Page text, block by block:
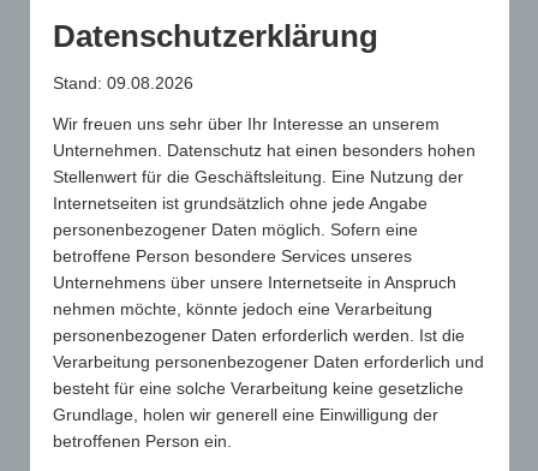
GWW-Aufruf zur politischen Unterstützung
Mitglieder des Gesamtverbands und darüber hinaus alle
weiteren Branchenteilnehmer sind jetzt als verlängerter Arm
des Gesamtverbands GWW gefragt, sich an ihren Abgeordneten
und politischen Vertreter zu wenden:
Das Lieferketten-, bzw. Sorgfaltspflichtengesetz ist im Entwurf
so konzipiert, dass es ausschließlich große Unternehmen ab
Datenschutzerklärung
Stand: 09.08.2026
Wir freuen uns sehr über Ihr Interesse an unserem
Unternehmen. Datenschutz hat einen besonders hohen
Stellenwert für die Geschäftsleitung. Eine Nutzung der
Internetseiten ist grundsätzlich ohne jede Angabe
personenbezogener Daten möglich. Sofern eine
betroffene Person besondere Services unseres
Unternehmens über unsere Internetseite in Anspruch
nehmen möchte, könnte jedoch eine Verarbeitung
personenbezogener Daten erforderlich werden. Ist die
Verarbeitung personenbezogener Daten erforderlich und
besteht für eine solche Verarbeitung keine gesetzliche
Grundlage, holen wir generell eine Einwilligung der
betroffenen Person ein.